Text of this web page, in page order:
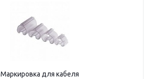
Маркировка для кабеля